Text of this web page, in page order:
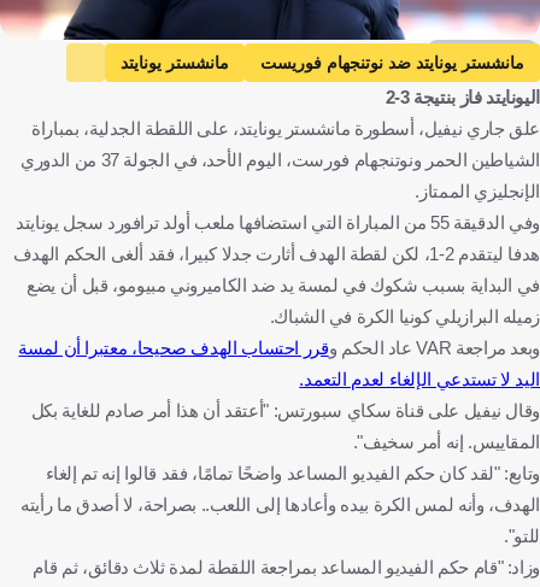
Getty Images
مانشستر يونايتد ضد نوتنجهام فوريست
مانشستر يونايتد
نوتنجهام فوريست
إنجلترا
كرة قدم
اليونايتد فاز بنتيجة 3-2
علق جاري نيفيل، أسطورة مانشستر يونايتد، على اللقطة الجدلية، بمباراة
الشياطين الحمر ونوتنجهام فورست، اليوم الأحد، في الجولة 37 من الدوري
الإنجليزي الممتاز.
وفي الدقيقة 55 من المباراة التي استضافها ملعب أولد ترافورد سجل يونايتد
هدفا ليتقدم 2-1، لكن لقطة الهدف أثارت جدلا كبيرا، فقد ألغى الحكم الهدف
في البداية بسبب شكوك في لمسة يد ضد الكاميروني مبيومو، قبل أن يضع
زميله البرازيلي كونيا الكرة في الشباك.
وبعد مراجعة VAR عاد الحكم و
قرر احتساب الهدف صحيحا، معتبرا أن لمسة
اليد لا تستدعي الإلغاء لعدم التعمد.
وقال نيفيل على قناة سكاي سبورتس: "أعتقد أن هذا أمر صادم للغاية بكل
المقاييس. إنه أمر سخيف".
وتابع: "لقد كان حكم الفيديو المساعد واضحًا تمامًا، فقد قالوا إنه تم إلغاء
الهدف، وأنه لمس الكرة بيده وأعادها إلى اللعب.. بصراحة، لا أصدق ما رأيته
للتو".
وزاد: "قام حكم الفيديو المساعد بمراجعة اللقطة لمدة ثلاث دقائق، ثم قام